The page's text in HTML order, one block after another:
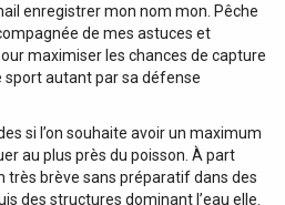
enregistrer mon nom mon. Pêche
de mes astuces et
maximiser les chances de capture
sport autant par sa défense
si l’on souhaite avoir un maximum
au plus près du poisson. À part
très brève sans préparatif dans des
des structures dominant l’eau elle.